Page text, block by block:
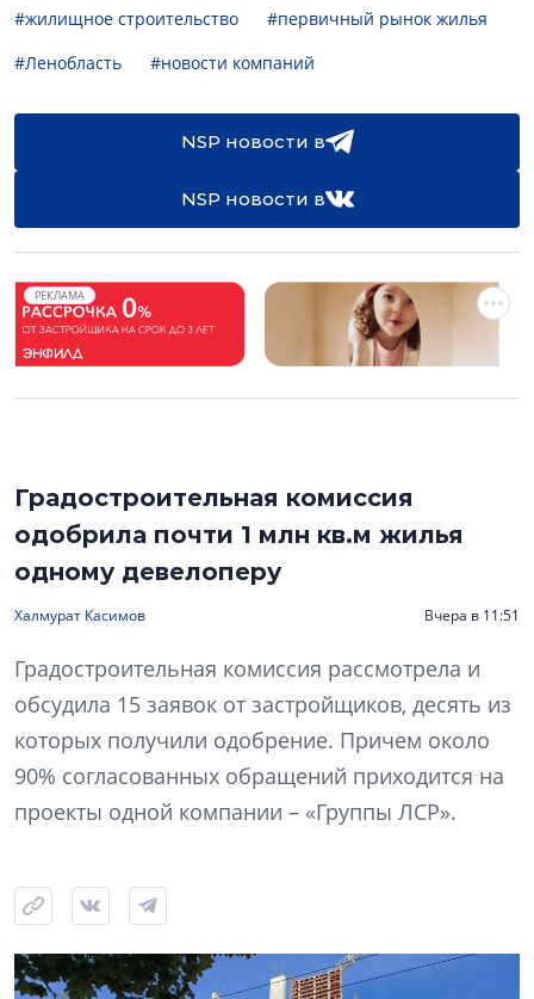
#жилищное строительство
#первичный рынок жилья
#Ленобласть
#новости компаний
NSP новости в
NSP новости в
РЕКЛАМА
Градостроительная комиссия
одобрила почти 1 млн кв.м жилья
одному девелоперу
Халмурат Касимов Вчера в 11:51
Градостроительная комиссия рассмотрела и
обсудила 15 заявок от застройщиков, десять из
которых получили одобрение. Причем около
90% согласованных обращений приходится на
проекты одной компании – «Группы ЛСР».